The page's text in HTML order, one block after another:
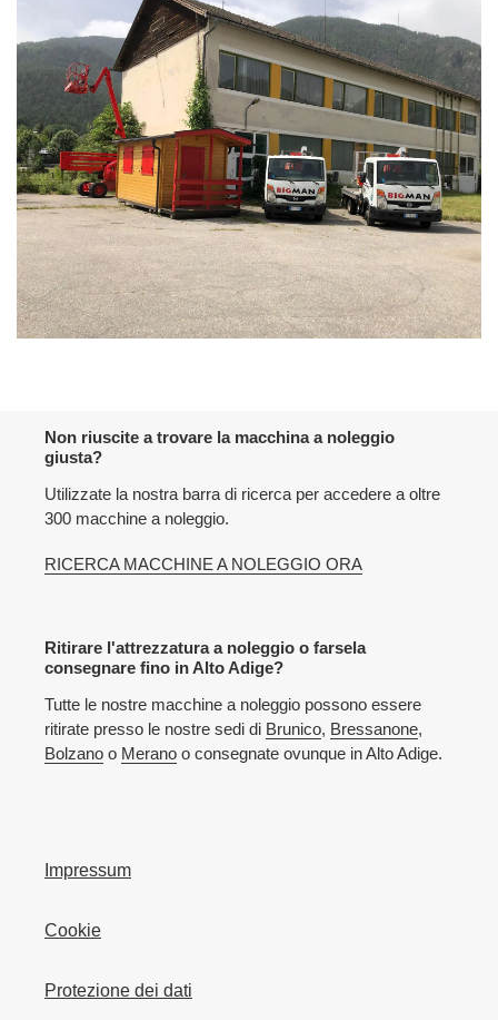
Non riuscite a trovare la macchina a noleggio
giusta?
Utilizzate la nostra barra di ricerca per accedere a oltre
300 macchine a noleggio.
RICERCA MACCHINE A NOLEGGIO ORA
Ritirare l'attrezzatura a noleggio o farsela
consegnare fino in Alto Adige?
Tutte le nostre macchine a noleggio possono essere
ritirate presso le nostre sedi di Brunico, Bressanone,
Bolzano o Merano o consegnate ovunque in Alto Adige.
Impressum
Cookie
Protezione dei dati